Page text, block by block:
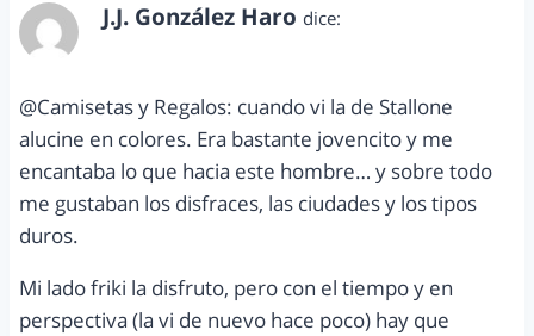
J.J. González Haro dice:
@Camisetas y Regalos: cuando vi la de Stallone
alucine en colores. Era bastante jovencito y me
encantaba lo que hacia este hombre… y sobre todo
me gustaban los disfraces, las ciudades y los tipos
duros.
Mi lado friki la disfruto, pero con el tiempo y en
perspectiva (la vi de nuevo hace poco) hay que